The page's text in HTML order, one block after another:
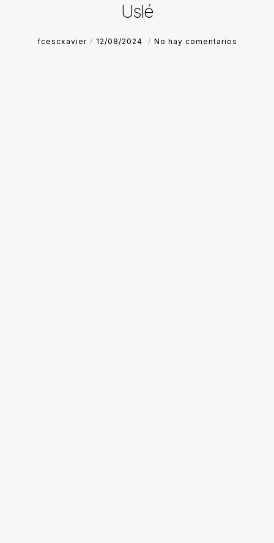
Uslé
fcescxavier 12/08/2024 No hay comentarios